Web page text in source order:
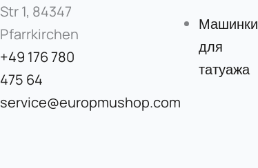
Str 1, 84347
Pfarrkirchen
+49 176 780
475 64
service@europmushop.com
Машинки
для
татуажа